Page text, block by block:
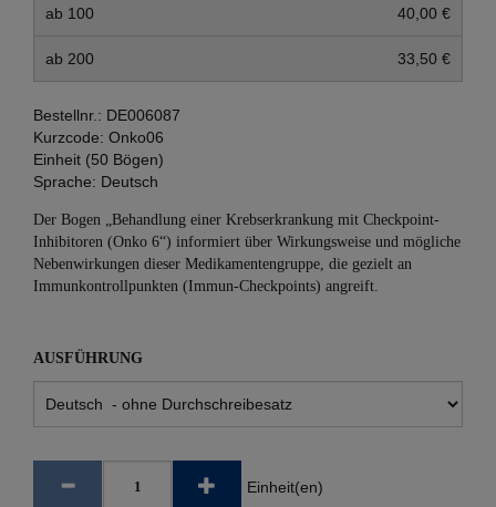
ab 100 40,00 €
ab 200 33,50 €
Bestellnr.: DE006087
Kurzcode: Onko06
Einheit (50 Bögen)
Sprache: Deutsch
Der Bogen „Behandlung einer Krebserkrankung mit Checkpoint-
Inhibitoren (Onko 6“) informiert über Wirkungsweise und mögliche
Nebenwirkungen dieser Medikamentengruppe, die gezielt an
Immunkontrollpunkten (Immun-Check­points) angreift.
AUSFÜHRUNG
Einheit(en)